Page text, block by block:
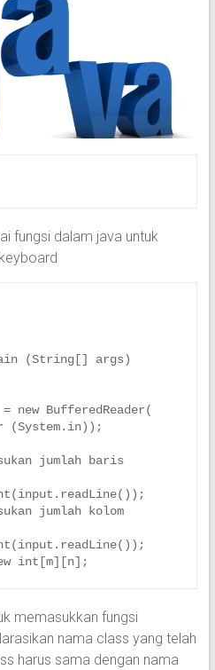
fungsi dalam java untuk
(String[] args)
new BufferedReader(
(System.in));
jumlah baris
jumlah kolom
int[m][n];
memasukkan fungsi
nama class yang telah
harus sama dengan nama